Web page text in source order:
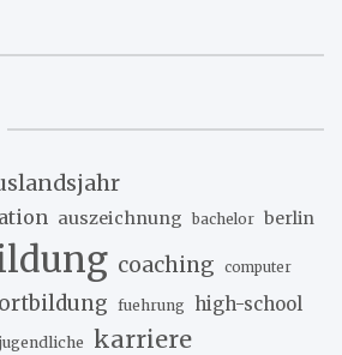
auszeichnung bachelor berlin
coaching computer
fuehrung high-school
jugendliche karriere